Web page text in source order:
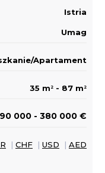
Istria
Umag
Apartament
35 m 2 - 87 m 2
000 - 380 000 €
| CHF | USD | AED